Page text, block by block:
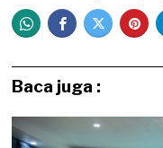
Baca juga :